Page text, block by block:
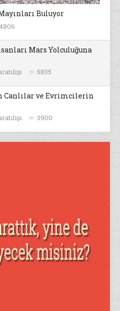
Buluyor
4806
Mars Yolculuğuna
5835
Canlılar ve Evrimcilerin
3900